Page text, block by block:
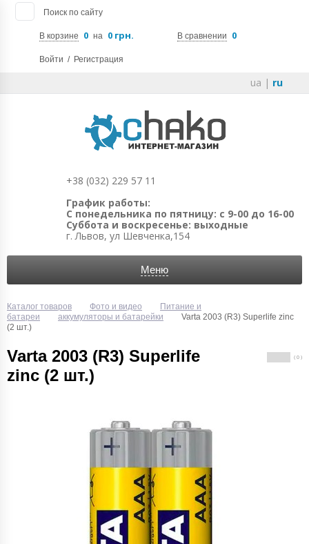
Поиск по сайту
В корзине 0 на 0 грн. В сравнении 0
Войти / Регистрация
ua | ru
+38 (032) 229 57 11
График работы:
С понедельника по пятницу: с 9-00 до 16-00
Суббота и воскресенье: выходные
г. Львов, ул Шевченка,154
Меню
Каталог товаров Фото и видео
Питание и
батареи
аккумуляторы и батарейки
Varta 2003 (R3) Superlife zinc
(2 шт.)
Varta 2003 (R3) Superlife
zinc (2 шт.)
( 0 )